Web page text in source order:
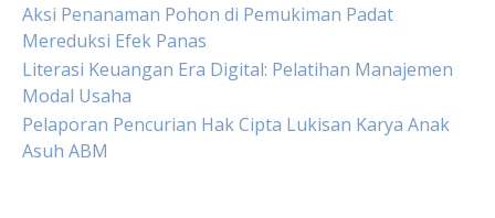
Aksi Penanaman Pohon di Pemukiman Padat
Mereduksi Efek Panas
Literasi Keuangan Era Digital: Pelatihan Manajemen
Modal Usaha
Pelaporan Pencurian Hak Cipta Lukisan Karya Anak
Asuh ABM